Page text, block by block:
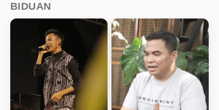
BIDUAN